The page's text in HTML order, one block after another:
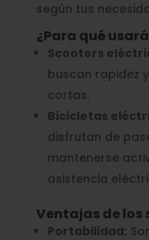
según tus
¿Para qué
Scooters
buscan rapidez
cortas.
Bicicletas
disfrutan de
mantenerse
asistencia
Ventajas de los
Portabilidad: